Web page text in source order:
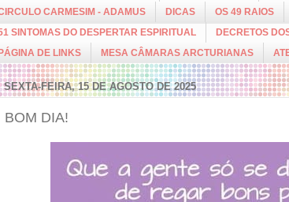
CARMESIM - ADAMUS
DICAS OS 49 RAIOS
SINTOMAS DO DESPERTAR ESPIRITUAL
DECRETOS
PÁGINA DE LINKS
MESA CÂMARAS ARCTURIANAS
SEXTA-FEIRA, 15 DE AGOSTO DE 2025
BOM DIA!